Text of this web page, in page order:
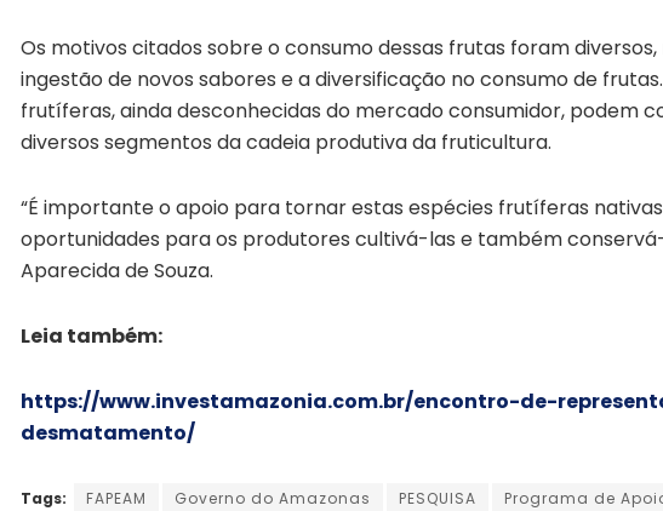
Os motivos citados sobre o consumo dessas frutas foram
ingestão de novos sabores e a diversificação no consumo de
frutíferas, ainda desconhecidas do mercado consumidor, podem
diversos segmentos da cadeia produtiva da fruticultura.
“É importante o apoio para tornar estas espécies frutíferas
oportunidades para os produtores cultivá-las e também
Aparecida de Souza.
Leia também:
https://www.investamazonia.com.br/encontro-de-
desmatamento/
Tags: FAPEAM Governo do Amazonas PESQUISA Programa de